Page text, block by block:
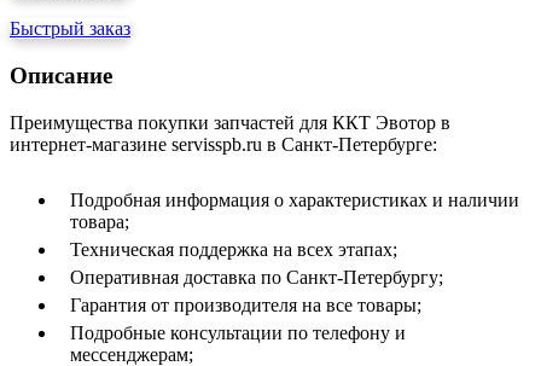
Быстрый заказ
Описание
Преимущества покупки запчастей для ККТ Эвотор в
интернет-магазине servisspb.ru в Санкт-Петербурге:
Подробная информация о характеристиках и наличии
товара;
Техническая поддержка на всех этапах;
Оперативная доставка по Санкт-Петербургу;
Гарантия от производителя на все товары;
Подробные консультации по телефону и
мессенджерам;